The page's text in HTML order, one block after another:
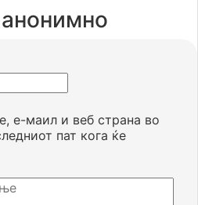
е-маил и веб страна во
пат кога ќе